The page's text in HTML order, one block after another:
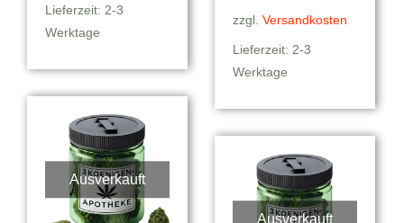
Lieferzeit: 2-3
Werktage
zzgl. Versandkosten
Lieferzeit: 2-3
Werktage
Ausverkauft
Ausverkauft